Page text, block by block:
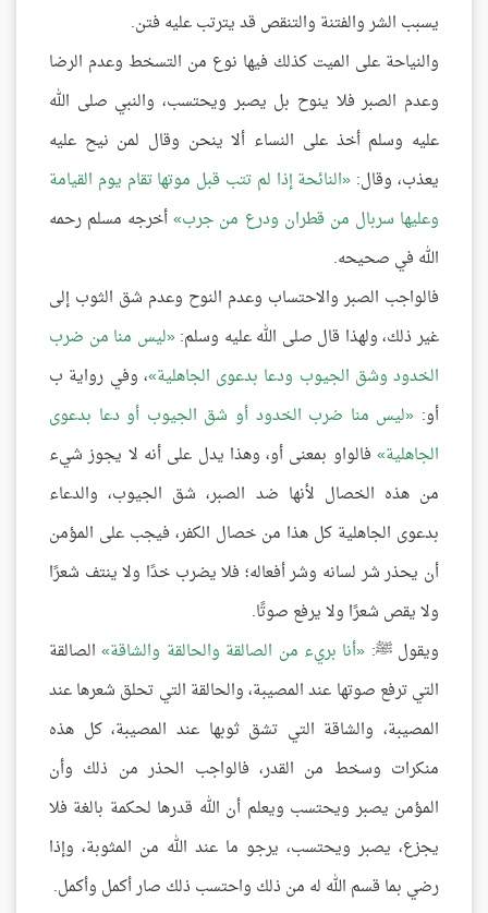
يسبب الشر والفتنة والتنقص قد يترتب عليه فتن.
والنياحة على الميت كذلك فيها نوع من التسخط وعدم الرضا
وعدم الصبر فلا ينوح بل يصبر ويحتسب، والنبي صلى الله
عليه وسلم أخذ على النساء ألا ينحن وقال لمن نيح عليه
يعذب، وقال: النائحة إذا لم تتب قبل موتها تقام يوم القيامة
وعليها سربال من قطران ودرع من جرب أخرجه مسلم رحمه
الله في صحيحه.
فالواجب الصبر والاحتساب وعدم النوح وعدم شق الثوب إلى
غير ذلك، ولهذا قال صلى الله عليه وسلم: ليس منا من ضرب
الخدود وشق الجيوب ودعا بدعوى الجاهلية ، وفي رواية ب
أو: ليس منا ضرب الخدود أو شق الجيوب أو دعا بدعوى
الجاهلية فالواو بمعنى أو، وهذا يدل على أنه لا يجوز شيء
من هذه الخصال لأنها ضد الصبر، شق الجيوب، والدعاء
بدعوى الجاهلية كل هذا من خصال الكفر، فيجب على المؤمن
أن يحذر شر لسانه وشر أفعاله؛ فلا يضرب خدًا ولا ينتف شعرًا
ولا يقص شعرًا ولا يرفع صوتًا.
ويقول ﷺ: أنا بريء من الصالقة والحالقة والشاقة الصالقة
التي ترفع صوتها عند المصيبة، والحالقة التي تحلق شعرها عند
المصيبة، والشاقة التي تشق ثوبها عند المصيبة، كل هذه
منكرات وسخط من القدر، فالواجب الحذر من ذلك وأن
المؤمن يصبر ويحتسب ويعلم أن الله قدرها لحكمة بالغة فلا
يجزع، يصبر ويحتسب، يرجو ما عند الله من المثوبة، وإذا
رضي بما قسم الله له من ذلك واحتسب ذلك صار أكمل وأكمل.